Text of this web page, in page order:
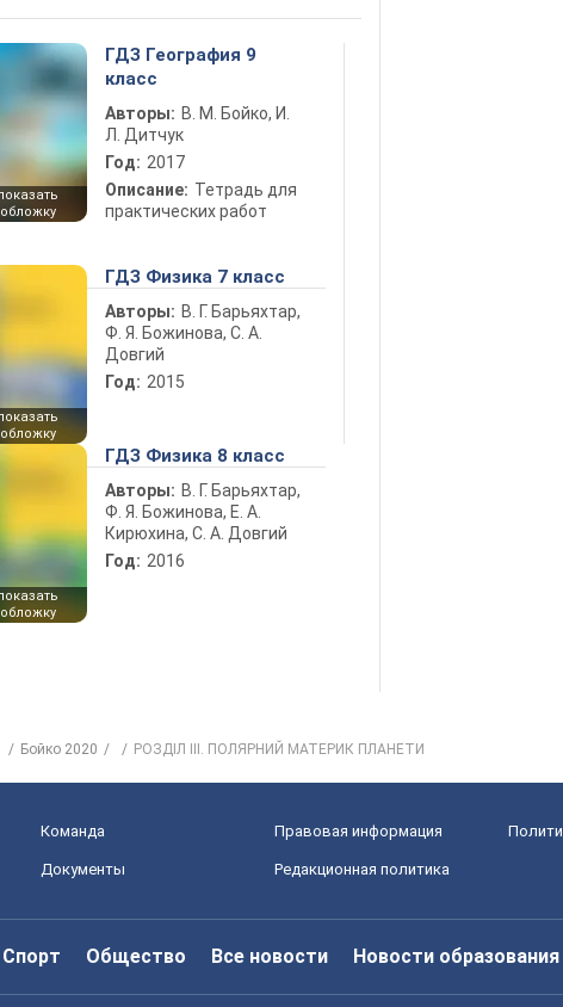
обложку
ГДЗ География 9
класс
Авторы: В. М. Бойко, И.
Л. Дитчук
Год: 2017
Описание: Тетрадь для
практических работ
обложку
ГДЗ Физика 7 класс
Авторы: В. Г. Барьяхтар,
Ф. Я. Божинова, С. А.
Довгий
Год: 2015
обложку
ГДЗ Физика 8 класс
Авторы: В. Г. Барьяхтар,
Ф. Я. Божинова, Е. А.
Кирюхина, С. А. Довгий
Год: 2016
Бойко 2020 РОЗДІЛ ІІІ. ПОЛЯРНИЙ МАТЕРИК ПЛАНЕТИ
Команда Правовая информация
Документы Редакционная политика
Спорт Общество Все новости Новости образования